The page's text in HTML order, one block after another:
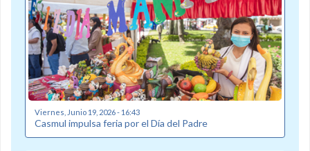
Viernes, Junio 19, 2026 - 16:43
Casmul impulsa feria por el Día del Padre